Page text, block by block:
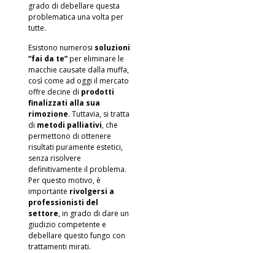
grado di debellare questa
problematica una volta per
tutte.
Esistono numerosi soluzioni
“fai da te”per eliminare le
macchie causate dalla muffa,
così come ad oggi il mercato
offre decine di prodotti
finalizzati alla sua
rimozione. Tuttavia, si tratta
di metodi palliativi, che
permettono di ottenere
risultati puramente estetici,
senza risolvere
definitivamente il problema.
Per questo motivo, è
importante rivolgersi a
professionisti del
settore, in grado di dare un
giudizio competente e
debellare questo fungo con
trattamenti mirati.